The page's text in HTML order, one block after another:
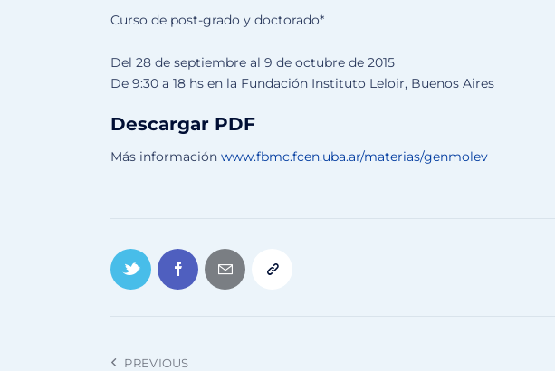
Curso de post-grado y doctorado*
Del 28 de septiembre al 9 de octubre de 2015
De 9:30 a 18 hs en la Fundación Instituto Leloir, Buenos Aires
Descargar PDF
Más información www.fbmc.fcen.uba.ar/materias/genmolev
PREVIOUS